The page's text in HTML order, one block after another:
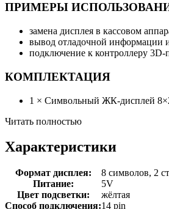
ПРИМЕРЫ
замена дисплея в кассовом
вывод отладочной информации
подключение к контроллеру 3D-
КОМПЛЕКТАЦИЯ
1 × Символьный ЖК-дисплей
Читать полностью
Характеристики
Формат дисплея:
8 символов, 2
Питание:
5V
Цвет подсветки:
жёлтая
Способ подключения:14 pin